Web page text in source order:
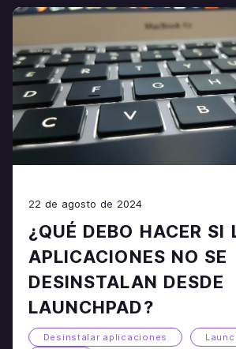
22 de agosto de 2024
¿QUÉ DEBO HACER SI
APLICACIONES NO SE
DESINSTALAN DESDE
LAUNCHPAD?
Desinstalar aplicaciones